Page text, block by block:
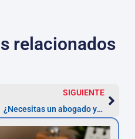
relacionados
SIGUIENTE
¿Necesitas un abogado ya? Conecta con Asesor.Legal